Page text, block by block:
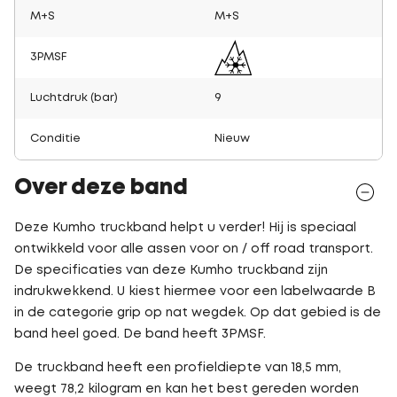
M+S M+S
3PMSF
Luchtdruk (bar) 9
Conditie Nieuw
Over deze band
Deze Kumho truckband helpt u verder! Hij is speciaal
ontwikkeld voor alle assen voor on / off road transport.
De specificaties van deze Kumho truckband zijn
indrukwekkend. U kiest hiermee voor een labelwaarde B
in de categorie grip op nat wegdek. Op dat gebied is de
band heel goed. De band heeft 3PMSF.
De truckband heeft een profieldiepte van 18,5 mm,
weegt 78,2 kilogram en kan het best gereden worden